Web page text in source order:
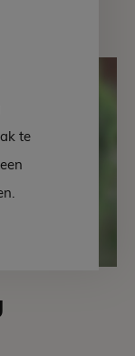
te